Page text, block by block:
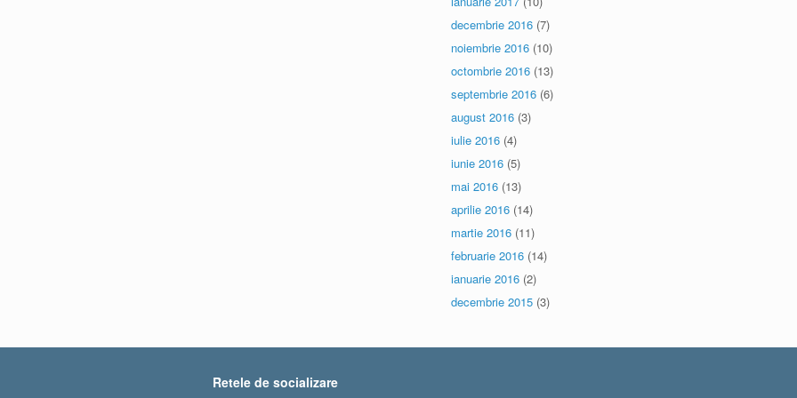
decembrie 2016 (7)
noiembrie 2016 (10)
octombrie 2016 (13)
septembrie 2016 (6)
august 2016 (3)
iulie 2016 (4)
iunie 2016 (5)
mai 2016 (13)
aprilie 2016 (14)
martie 2016 (11)
februarie 2016 (14)
ianuarie 2016 (2)
decembrie 2015 (3)
Retele de socializare